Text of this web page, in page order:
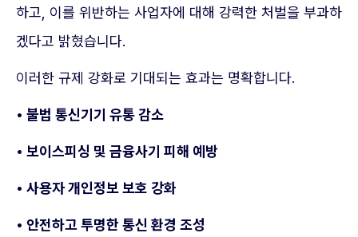
하고, 이를 위반하는 사업자에 대해 강력한 처벌을 부과하
겠다고 밝혔습니다.
이러한 규제 강화로 기대되는 효과는 명확합니다.
• 불법 통신기기 유통 감소
• 보이스피싱 및 금융사기 피해 예방
• 사용자 개인정보 보호 강화
• 안전하고 투명한 통신 환경 조성